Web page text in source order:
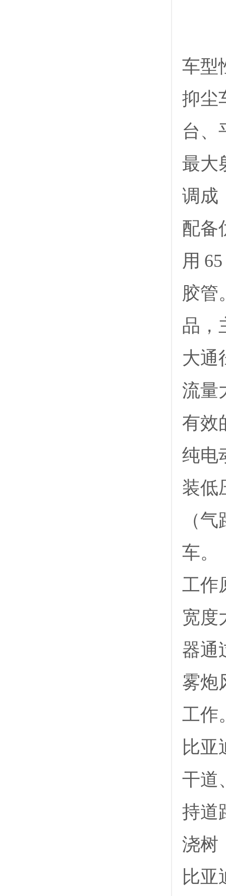
车型
抑尘
台、
最大
调成
配备
用
胶管
品，
大通
流量
有效
纯电
装低
（
车。
工作
宽度
器通
雾炮
工作
比亚
干道
持道
浇树
比亚